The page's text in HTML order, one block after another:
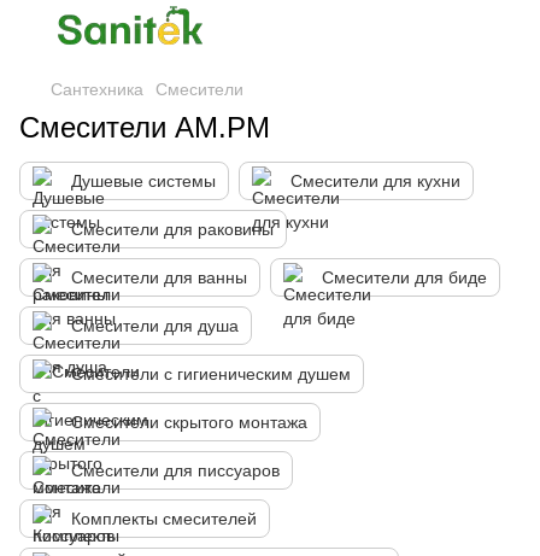
Сантехника Смесители
Смесители AM.PM
Душевые системы Смесители для кухни
Смесители для раковины
Смесители для ванны Смесители для биде
Смесители для душа
Смесители с гигиеническим душем
Смесители скрытого монтажа
Смесители для писсуаров
Комплекты смесителей